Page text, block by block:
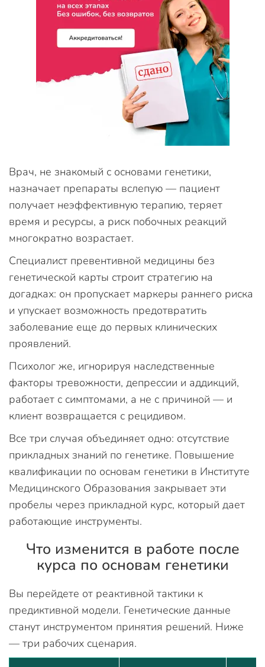
Врач, не знакомый с основами генетики,
назначает препараты вслепую — пациент
получает неэффективную терапию, теряет
время и ресурсы, а риск побочных реакций
многократно возрастает.
Специалист превентивной медицины без
генетической карты строит стратегию на
догадках: он пропускает маркеры раннего риска
и упускает возможность предотвратить
заболевание еще до первых клинических
проявлений.
Психолог же, игнорируя наследственные
факторы тревожности, депрессии и аддикций,
работает с симптомами, а не с причиной — и
клиент возвращается с рецидивом.
Все три случая объединяет одно: отсутствие
прикладных знаний по генетике. Повышение
квалификации по основам генетики в Институте
Медицинского Образования закрывает эти
пробелы через прикладной курс, который дает
работающие инструменты.
Что изменится в работе после
курса по основам генетики
Вы перейдете от реактивной тактики к
предиктивной модели. Генетические данные
станут инструментом принятия решений. Ниже
— три рабочих сценария.